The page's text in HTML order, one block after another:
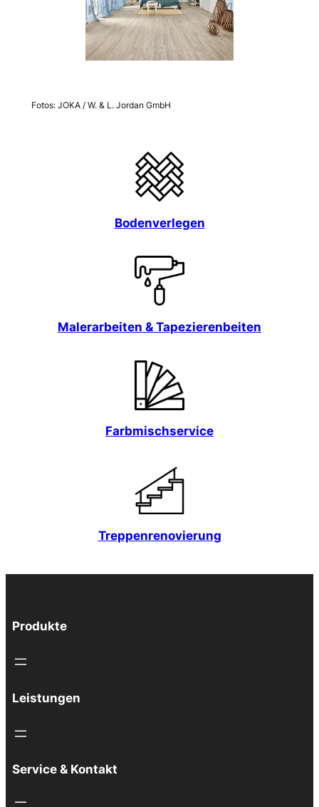
Fotos: JOKA / W. & L. Jordan GmbH
Bodenverlegen
Malerarbeiten & Tapezierenbeiten
Farbmischservice
Treppenrenovierung
Produkte
Leistungen
Service & Kontakt